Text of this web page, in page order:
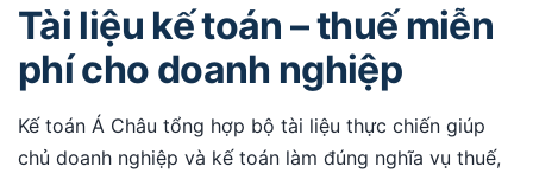
Tài liệu kế toán – thuế miễn
phí cho doanh nghiệp
Kế toán Á Châu tổng hợp bộ tài liệu thực chiến giúp
chủ doanh nghiệp và kế toán làm đúng nghĩa vụ thuế,